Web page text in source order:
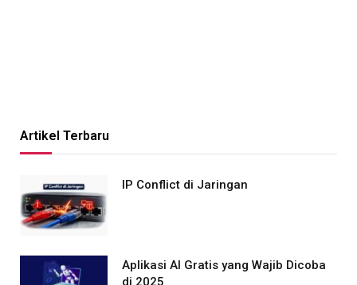
Artikel Terbaru
IP Conflict di Jaringan
Aplikasi AI Gratis yang Wajib Dicoba
di 2025